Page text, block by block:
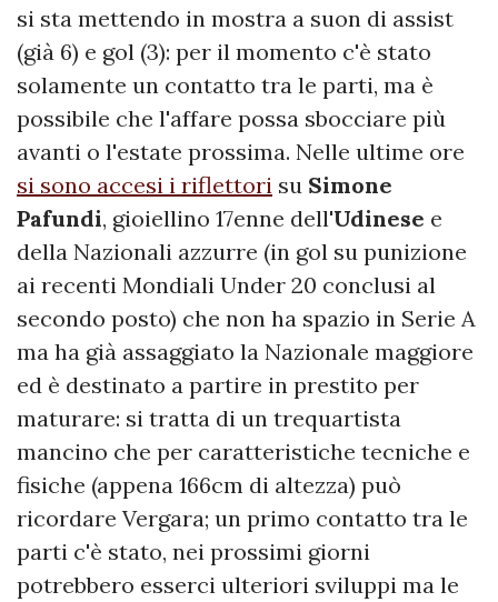
si sta mettendo in mostra a suon di assist
(già 6) e gol (3): per il momento c'è stato
solamente un contatto tra le parti, ma è
possibile che l'affare possa sbocciare più
avanti o l'estate prossima. Nelle ultime ore
si sono accesi i riflettori su Simone
Pafundi, gioiellino 17enne dell'Udinese e
della Nazionali azzurre (in gol su punizione
ai recenti Mondiali Under 20 conclusi al
secondo posto) che non ha spazio in Serie A
ma ha già assaggiato la Nazionale maggiore
ed è destinato a partire in prestito per
maturare: si tratta di un trequartista
mancino che per caratteristiche tecniche e
fisiche (appena 166cm di altezza) può
ricordare Vergara; un primo contatto tra le
parti c'è stato, nei prossimi giorni
potrebbero esserci ulteriori sviluppi ma le